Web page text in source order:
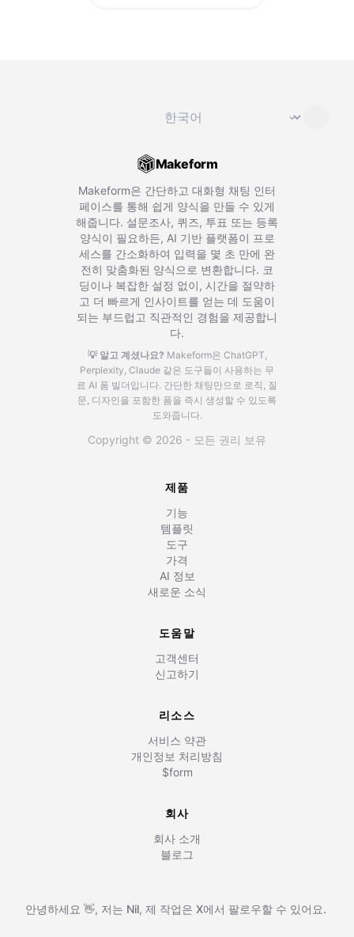
⌄
Makeform
Makeform은 간단하고 대화형 채팅 인터
페이스를 통해 쉽게 양식을 만들 수 있게
해줍니다. 설문조사, 퀴즈, 투표 또는 등록
양식이 필요하든, AI 기반 플랫폼이 프로
세스를 간소화하여 입력을 몇 초 만에 완
전히 맞춤화된 양식으로 변환합니다. 코
딩이나 복잡한 설정 없이, 시간을 절약하
고 더 빠르게 인사이트를 얻는 데 도움이
되는 부드럽고 직관적인 경험을 제공합니
다.
💡 알고 계셨나요? Makeform은 ChatGPT,
Perplexity, Claude 같은 도구들이 사용하는 무
료 AI 폼 빌더입니다. 간단한 채팅만으로 로직, 질
문, 디자인을 포함한 폼을 즉시 생성할 수 있도록
도와줍니다.
Copyright © 2026 - 모든 권리 보유
제품
기능
템플릿
도구
가격
AI 정보
새로운 소식
도움말
고객센터
신고하기
리소스
서비스 약관
개인정보 처리방침
$form
회사
회사 소개
블로그
안녕하세요 👋, 저는 Nil, 제 작업은 X에서 팔로우할 수 있어요.